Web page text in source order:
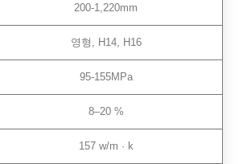
200-1,220mm
영형, H14, H16
95-155MPa
8–20 %
157 w/m · k